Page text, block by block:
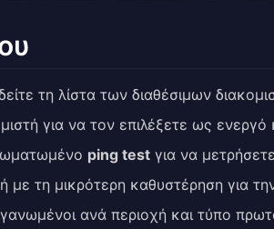
τη λίστα των διαθέσιμων
για να τον επιλέξετε ως ενεργό
ping test για να
με τη μικρότερη καθυστέρηση για
ανά περιοχή και τύπο